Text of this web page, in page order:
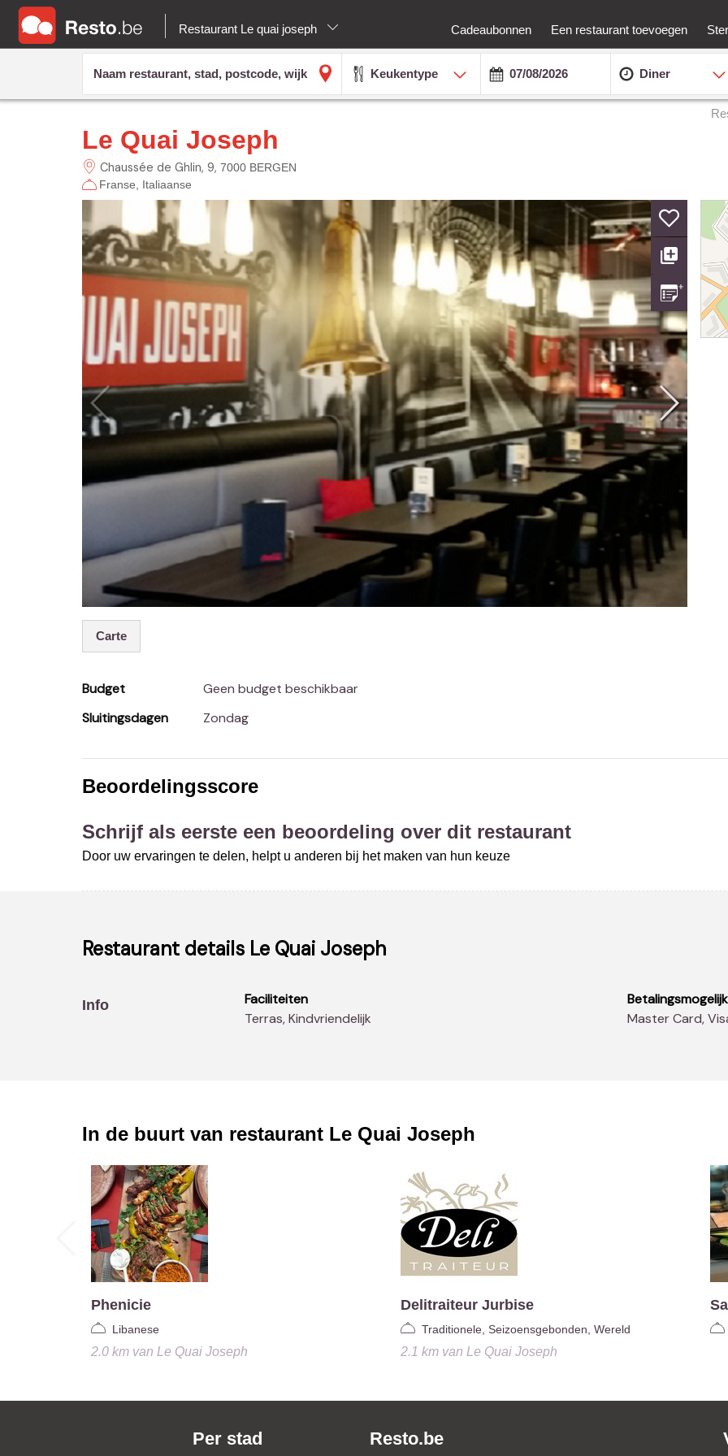
Restaurant Le quai joseph Cadeaubonnen Een restaurant toevoegen
Keukentype Diner
Le Quai Joseph
Chaussée de Ghlin, 9 7000 BERGEN
Franse
Italiaanse
Carte
Budget
Geen budget beschikbaar
Sluitingsdagen
Zondag
Beoordelingsscore
Schrijf als eerste een beoordeling over dit restaurant
Door uw ervaringen te delen, helpt u anderen bij het maken van hun keuze
Restaurant details Le Quai Joseph
Info
Faciliteiten
Terras, Kindvriendelijk
Master Card,
In de buurt van restaurant Le Quai Joseph
Phenicie
Libanese
2.0 kmvan Le Quai Joseph
Delitraiteur Jurbise
Traditionele, Seizoensgebonden, Wereld
2.1 kmvan Le Quai Joseph
Per stad Resto.be